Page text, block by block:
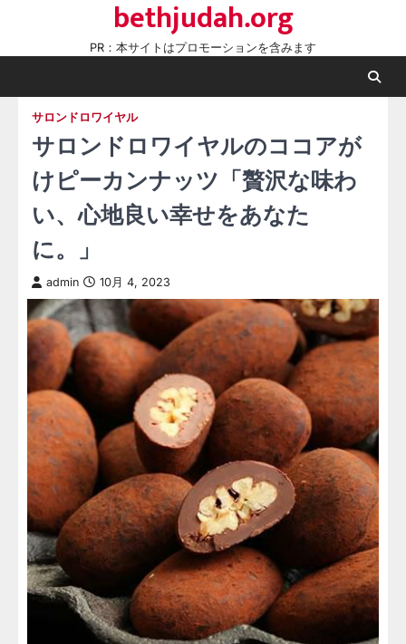
content
bethjudah.org
PR：本サイトはプロモーションを含みます
サロンドロワイヤル
サロンドロワイヤルのココアが
けピーカンナッツ「贅沢な味わ
い、心地良い幸せをあなた
に。」
admin 10月 4, 2023